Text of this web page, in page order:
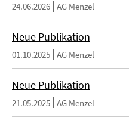
24.06.2026 AG Menzel
Neue Publikation
01.10.2025 AG Menzel
Neue Publikation
21.05.2025 AG Menzel